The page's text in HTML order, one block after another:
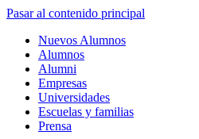
Pasar al contenido principal
Nuevos Alumnos
Alumnos
Alumni
Empresas
Universidades
Escuelas y familias
Prensa